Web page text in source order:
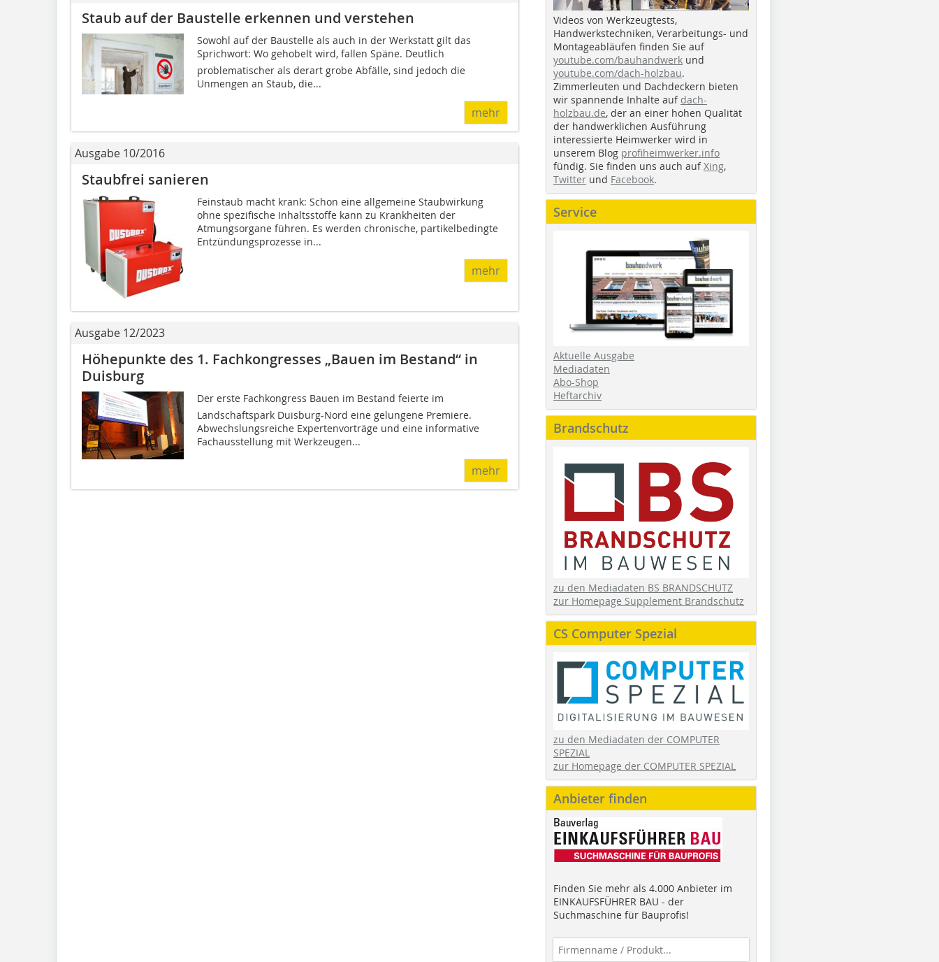
Staub auf der Baustelle erkennen und verstehen
Sowohl auf der Baustelle als auch in der Werkstatt gilt das
Sprichwort: Wo gehobelt wird, fallen Späne. Deutlich
problematischer als derart grobe Abfälle, sind jedoch die
Unmengen an Staub, die...
mehr
Ausgabe 10/2016
Staubfrei sanieren
Feinstaub macht krank: Schon eine allgemeine Staubwirkung
ohne spezifische Inhaltsstoffe kann zu Krankheiten der
Atmungsorgane füh­ren. Es werden chronische, partikelbedingte
Entzündungsprozesse in...
mehr
Ausgabe 12/2023
Höhepunkte des 1. Fachkongresses „Bauen im Bestand“ in
Duisburg
Der erste Fachkongress Bauen im Bestand feierte im
Landschaftspark Duisburg-Nord eine gelungene Premiere.
Abwechslungsreiche Expertenvorträge und eine informative
Fachausstellung mit Werkzeugen...
mehr
Videos von Werkzeugtests,
Handwerkstechniken, Verarbeitungs- und
Montageabläufen finden Sie auf
youtube.com/bauhandwerk und
youtube.com/dach-holzbau.
Zimmerleuten und Dachdeckern bieten
wir spannende Inhalte auf dach-
holzbau.de, der an einer hohen Qualität
der handwerklichen Ausführung
interessierte Heimwerker wird in
unserem Blog profiheimwerker.info
fündig. Sie finden uns auch aufXing,
Twitter und Facebook.
Service
Aktuelle Ausgabe
Mediadaten
Abo-Shop
Heftarchiv
Brandschutz
zu den Mediadaten BS BRANDSCHUTZ
zur Homepage Supplement Brandschutz
CS Computer Spezial
zu den Mediadaten der COMPUTER
SPEZIAL
zur Homepage der COMPUTER SPEZIAL
Anbieter finden
Finden Sie mehr als 4.000 Anbieter im
EINKAUFSFÜHRER BAU - der
Suchmaschine für Bauprofis!